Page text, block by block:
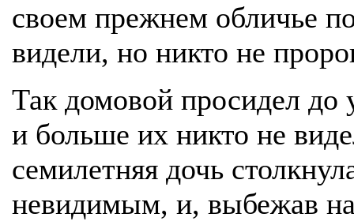
своем прежнем обличье
видели, но никто не
Так домовой просидел до
и больше их никто не
семилетняя дочь
невидимым, и, выбежав